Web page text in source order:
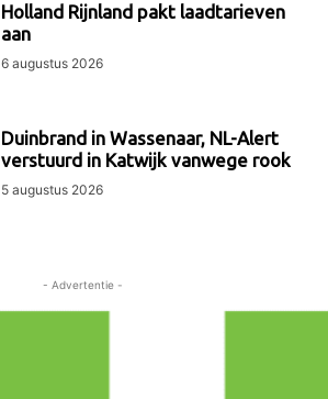
Holland Rijnland pakt laadtarieven
aan
6 augustus 2026
Duinbrand in Wassenaar, NL-Alert
verstuurd in Katwijk vanwege rook
5 augustus 2026
- Advertentie -